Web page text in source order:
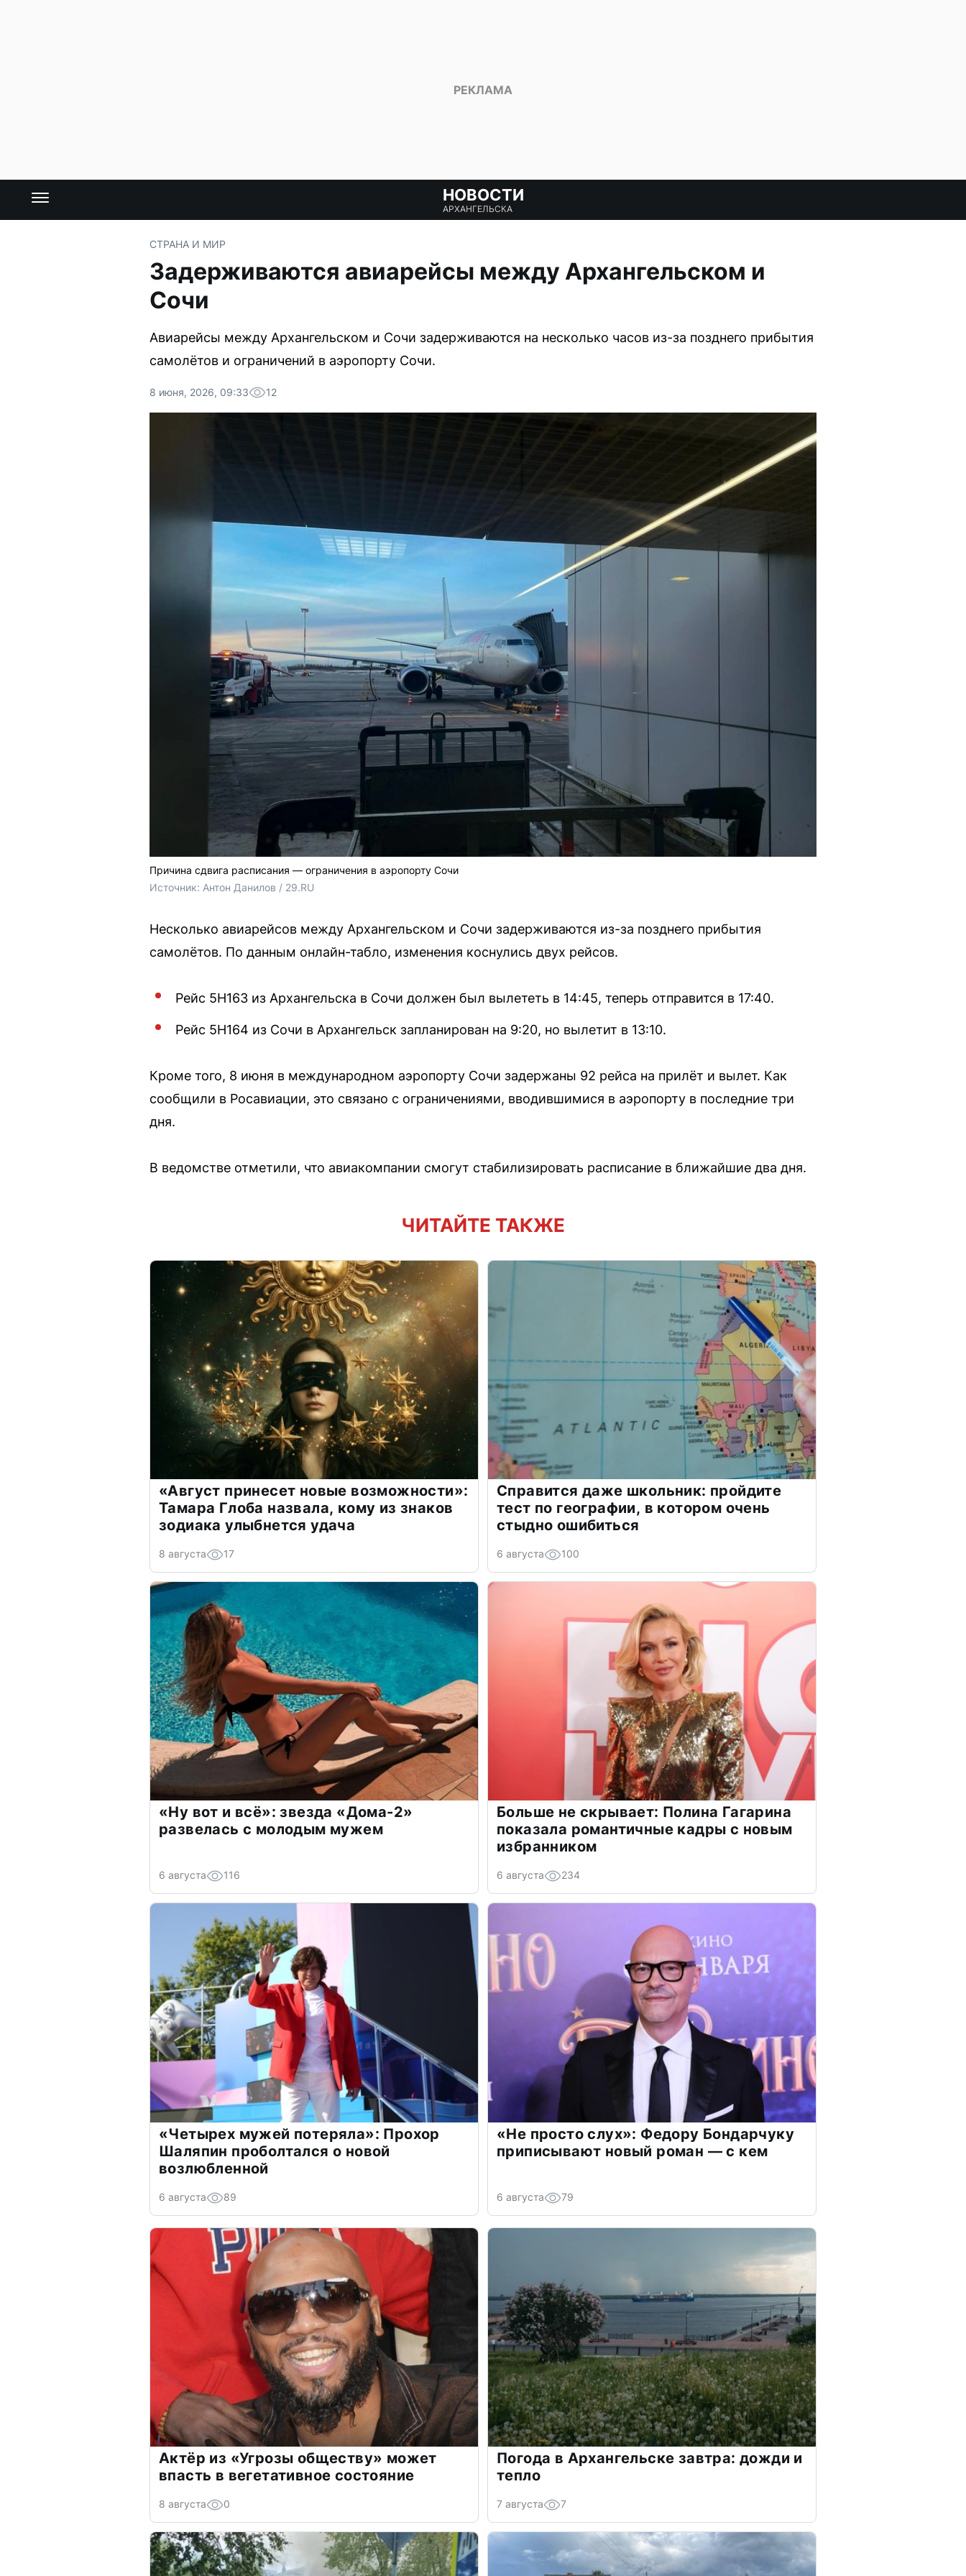
НОВОСТИ
АРХАНГЕЛЬСКА
СТРАНА И МИР
Задерживаются авиарейсы между Архангельском и
Сочи
Авиарейсы между Архангельском и Сочи задерживаются на несколько часов из-за позднего прибытия
самолётов и ограничений в аэропорту Сочи.
8 июня, 2026, 09:33 12
Причина сдвига расписания — ограничения в аэропорту Сочи
Источник: Антон Данилов / 29.RU
Несколько авиарейсов между Архангельском и Сочи задерживаются из-за позднего прибытия
самолётов. По данным онлайн-табло, изменения коснулись двух рейсов.
Рейс 5Н163 из Архангельска в Сочи должен был вылететь в 14:45, теперь отправится в 17:40.
Рейс 5Н164 из Сочи в Архангельск запланирован на 9:20, но вылетит в 13:10.
Кроме того, 8 июня в международном аэропорту Сочи задержаны 92 рейса на прилёт и вылет. Как
сообщили в Росавиации, это связано с ограничениями, вводившимися в аэропорту в последние три
дня.
В ведомстве отметили, что авиакомпании смогут стабилизировать расписание в ближайшие два дня.
ЧИТАЙТЕ ТАКЖЕ
«Август принесет новые возможности»:
Тамара Глоба назвала, кому из знаков
зодиака улыбнется удача
8 августа 17
Справится даже школьник: пройдите
тест по географии, в котором очень
стыдно ошибиться
6 августа 100
«Ну вот и всё»: звезда «Дома-2»
развелась с молодым мужем
6 августа 116
Больше не скрывает: Полина Гагарина
показала романтичные кадры с новым
избранником
6 августа 234
«Четырех мужей потеряла»: Прохор
Шаляпин проболтался о новой
возлюбленной
6 августа 89
«Не просто слух»: Федору Бондарчуку
приписывают новый роман — с кем
6 августа 79
Актёр из «Угрозы обществу» может
впасть в вегетативное состояние
8 августа 0
Погода в Архангельске завтра: дожди и
тепло
7 августа 7